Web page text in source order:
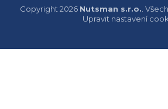
Copyright 2026 Nutsman s.r.o..
Upravit nastavení